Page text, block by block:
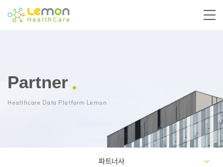
Partner
Healthcare Data Platform Lemon
파트너사